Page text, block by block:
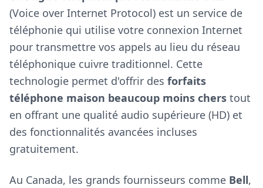
(Voice over Internet Protocol) est un service de
téléphonie qui utilise votre connexion Internet
pour transmettre vos appels au lieu du réseau
téléphonique cuivre traditionnel. Cette
technologie permet d'offrir des forfaits
téléphone maison beaucoup moins chers tout
en offrant une qualité audio supérieure (HD) et
des fonctionnalités avancées incluses
gratuitement.
Au Canada, les grands fournisseurs comme Bell,